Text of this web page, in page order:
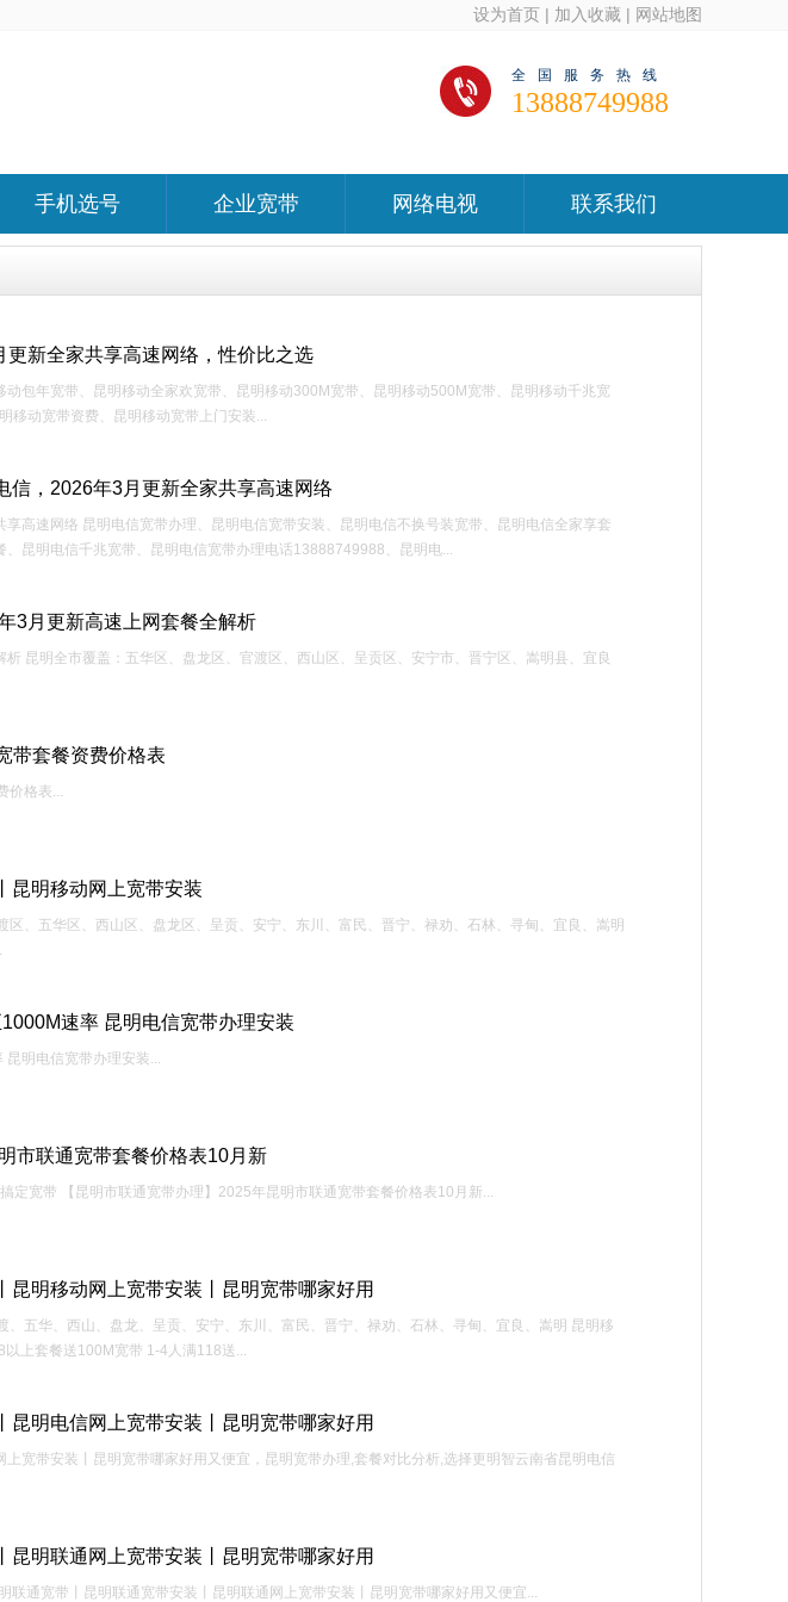
设为首页 | 加入收藏 | 网站地图
全国服务热线
13888749988
手机选号 企业宽带 网络电视 联系我们
新全家共享高速网络，性价比之选
包年宽带、昆明移动全家欢宽带、昆明移动300M宽带、昆明移动500M宽带、昆明移动千兆宽
移动宽带资费、昆明移动宽带上门安装...
信，2026年3月更新全家共享高速网络
高速网络 昆明电信宽带办理、昆明电信宽带安装、昆明电信不换号装宽带、昆明电信全家享套
昆明电信千兆宽带、昆明电信宽带办理电话13888749988、昆明电...
3月更新高速上网套餐全解析
昆明全市覆盖：五华区、盘龙区、官渡区、西山区、呈贡区、安宁市、晋宁区、嵩明县、宜良
带套餐资费价格表
价格表...
昆明移动网上宽带安装
、五华区、西山区、盘龙区、呈贡、安宁、东川、富民、晋宁、禄劝、石林、寻甸、宜良、嵩明
速率 昆明电信宽带办理安装
明电信宽带办理安装...
市联通宽带套餐价格表10月新
定宽带 【昆明市联通宽带办理】2025年昆明市联通宽带套餐价格表10月新...
昆明移动网上宽带安装丨昆明宽带哪家好用
五华、西山、盘龙、呈贡、安宁、东川、富民、晋宁、禄劝、石林、寻甸、宜良、嵩明 昆明移
上套餐送100M宽带 1-4人满118送...
昆明电信网上宽带安装丨昆明宽带哪家好用
宽带安装丨昆明宽带哪家好用又便宜，昆明宽带办理,套餐对比分析,选择更明智云南省昆明电信
昆明联通网上宽带安装丨昆明宽带哪家好用
联通宽带丨昆明联通宽带安装丨昆明联通网上宽带安装丨昆明宽带哪家好用又便宜...